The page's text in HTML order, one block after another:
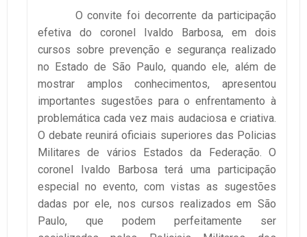
O convite foi decorrente da participação
efetiva do coronel Ivaldo Barbosa, em dois
cursos sobre prevenção e segurança realizado
no Estado de São Paulo, quando ele, além de
mostrar amplos conhecimentos, apresentou
importantes sugestões para o enfrentamento à
problemática cada vez mais audaciosa e criativa.
O debate reunirá oficiais superiores das Policias
Militares de vários Estados da Federação. O
coronel Ivaldo Barbosa terá uma participação
especial no evento, com vistas as sugestões
dadas por ele, nos cursos realizados em São
Paulo, que podem perfeitamente ser